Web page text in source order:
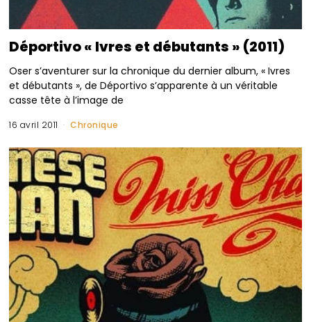
Déportivo « Ivres et débutants » (2011)
Oser s’aventurer sur la chronique du dernier album, « Ivres
et débutants », de Déportivo s’apparente à un véritable
casse tête à l’image de
16 avril 2011 Chronique